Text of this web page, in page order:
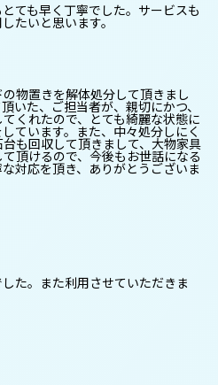
ても早く丁寧でした。サービスも
たいと思います。
物置きを解体処分して頂きまし
いた、ご担当者が、親切にかつ、
くれたので、とても綺麗な状態に
ています。また、中々処分しにく
も回収して頂きまして、大物家具
頂けるので、今後もお世話になる
対応を頂き、ありがとうございま
た。また利用させていただきま